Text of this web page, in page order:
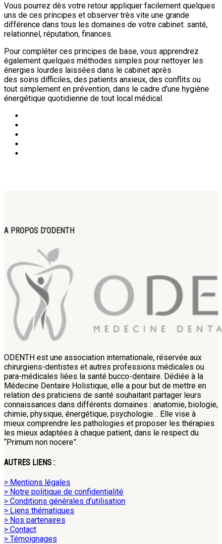
Vous pourrez dès votre retour appliquer facilement quelques
uns de ces principes et observer très vite une grande
différence dans tous les domaines de votre cabinet: santé,
relationnel, réputation, finances.
Pour compléter ces principes de base, vous apprendrez
également quelques méthodes simples pour nettoyer les
énergies lourdes laissées dans le cabinet après
des soins difficiles, des patients anxieux, des conflits ou
tout simplement en prévention, dans le cadre d’une hygiène
énergétique quotidienne de tout local médical.
A PROPOS D’ODENTH
ODENTH est une association internationale, réservée aux
chirurgiens-dentistes et autres professions médicales ou
para-médicales liées la santé bucco-dentaire. Dédiée à la
Médecine Dentaire Holistique, elle a pour but de mettre en
relation des praticiens de santé souhaitant partager leurs
connaissances dans différents domaines : anatomie, biologie,
chimie, physique, énergétique, psychologie… Elle vise à
mieux comprendre les pathologies et proposer les thérapies
les mieux adaptées à chaque patient, dans le respect du
“Primum non nocere”.
AUTRES LIENS :
> Mentions légales
> Notre politique de confidentialité
> Conditions générales d’utilisation
> Liens thématiques
> Nos partenaires
> Contact
> Témoignages